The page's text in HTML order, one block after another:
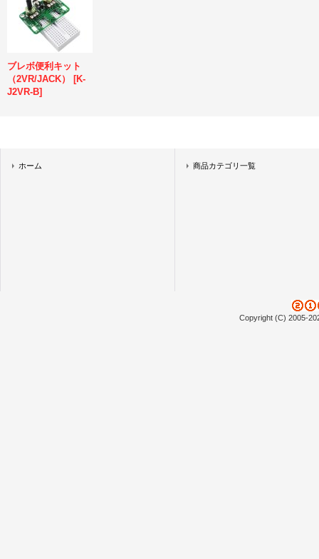
ブレボ便利キット
（2VR/JACK）
[K-
J2VR-B]
ホーム 商品カテゴリ一覧
Copyright (C) 2005-